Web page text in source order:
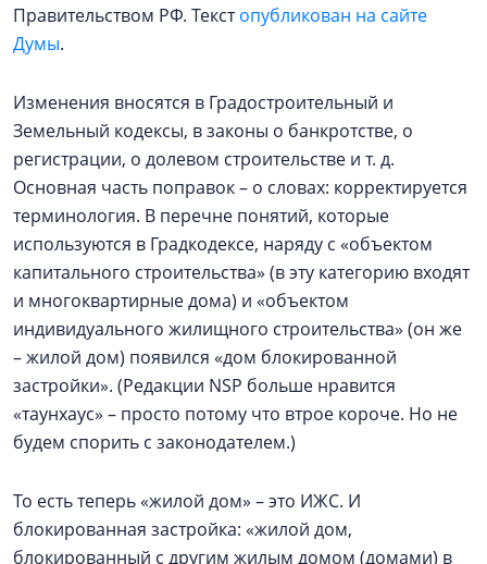
Правительством РФ. Текстопубликован на сайте
Думы.
Изменения вносятся в Градостроительный и
Земельный кодексы, в законы о банкротстве, о
регистрации, о долевом строительстве и т. д.
Основная часть поправок – о словах: корректируется
терминология. В перечне понятий, которые
используются в Градкодексе, наряду с «объектом
капитального строительства» (в эту категорию входят
и многоквартирные дома) и «объектом
индивидуального жилищного строительства» (он же
– жилой дом) появился «дом блокированной
застройки». (Редакции NSP больше нравится
«таунхаус» – просто потому что втрое короче. Но не
будем спорить с законодателем.)
То есть теперь «жилой дом» – это ИЖС. И
блокированная застройка: «жилой дом,
блокированный с другим жилым домом (домами) в